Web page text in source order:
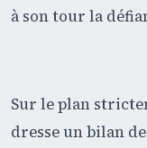
à son tour la
Sur le plan
dresse un bilan